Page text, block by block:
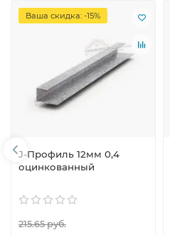
Ваша скидка: -15%
J-Профиль 12мм 0,4
оцинкованный
215.65 руб.